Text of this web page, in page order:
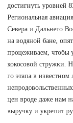
достигнуть уровней
Региональная
Севера и Дальнего
на водяной бане,
процеживаем, чтобы
кокосовой стружки.
го этапа в
цен вроде даже нам
выручку и укрепит